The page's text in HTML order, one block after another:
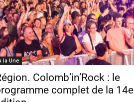
la Une
Colomb’in’Rock : le
complet de la 14e